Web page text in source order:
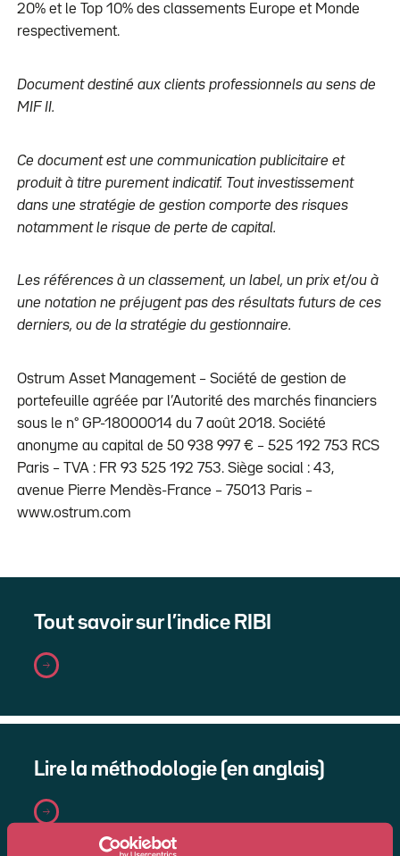
20% et le Top 10% des classements Europe et Monde
respectivement.
Document destiné aux clients professionnels au sens de
MIF II.
Ce document est une communication publicitaire et
produit à titre purement indicatif. Tout investissement
dans une stratégie de gestion comporte des risques
notamment le risque de perte de capital.
Les références à un classement, un label, un prix et/ou à
une notation ne préjugent pas des résultats futurs de ces
derniers, ou de la stratégie du gestionnaire.
Ostrum Asset Management – Société de gestion de
portefeuille agréée par l’Autorité des marchés financiers
sous le n° GP-18000014 du 7 août 2018. Société
anonyme au capital de 50 938 997 € – 525 192 753 RCS
Paris – TVA : FR 93 525 192 753. Siège social : 43,
avenue Pierre Mendès-France – 75013 Paris –
www.ostrum.com
Tout savoir sur l’indice RIBI
Lire la méthodologie (en anglais)